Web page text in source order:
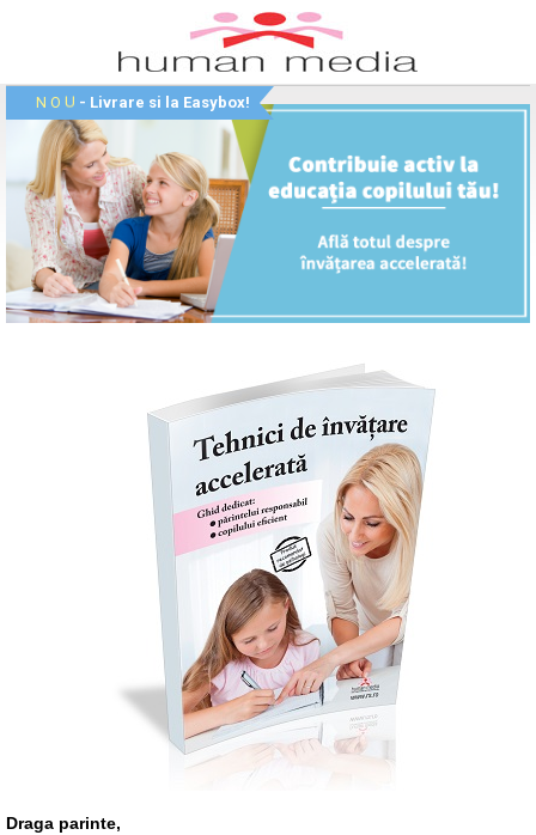
N O U - Livrare si la Easybox!
Draga parinte,